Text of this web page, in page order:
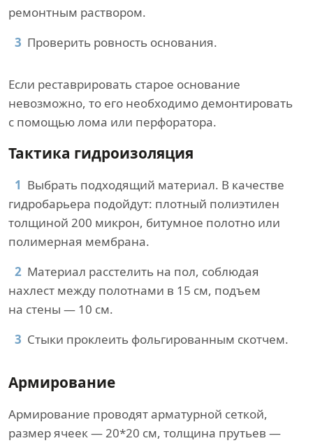
ремонтным раствором.
Проверить ровность основания.
Если реставрировать старое основание
невозможно, то его необходимо демонтировать
с помощью лома или перфоратора.
Тактика гидроизоляция
Выбрать подходящий материал. В качестве
гидробарьера подойдут: плотный полиэтилен
толщиной 200 микрон, битумное полотно или
полимерная мембрана.
Материал расстелить на пол, соблюдая
нахлест между полотнами в 15 см, подъем
на стены — 10 см.
Стыки проклеить фольгированным скотчем.
Армирование
Армирование проводят арматурной сеткой,
размер ячеек — 20*20 см, толщина прутьев —